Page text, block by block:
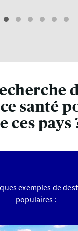
santé
ces pays
exemples de
populaires :